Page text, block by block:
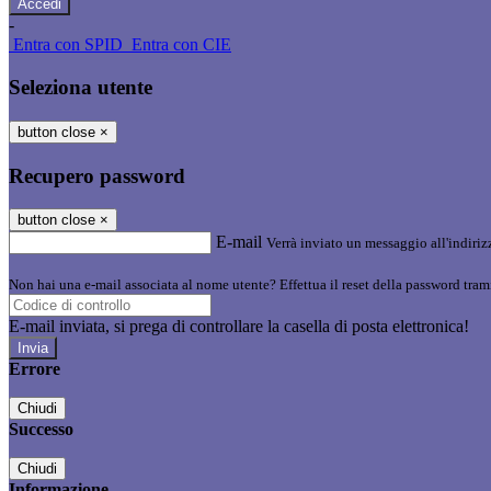
-
Entra con SPID Entra con CIE
Seleziona utente
button close ×
Recupero password
button close ×
E-mail Verrà inviato un messaggio
Non hai una e-mail associata al nome utente? Effettua il reset della password
E-mail inviata, si prega di controllare la casella di posta elettronica!
Errore
Chiudi
Successo
Chiudi